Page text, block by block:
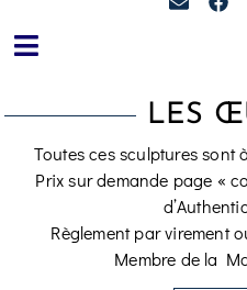
LES
Toutes ces sculptures sont
Prix sur demande page «
Règlement par virement
Membre de la